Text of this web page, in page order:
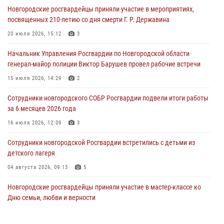
04 августа 2026, 09:12 1
Радиоэфир программы "Новости дня" на радио "Радио53" от 30
центре подготовки личного состава Росгвардии.
30 июля 2026, 16:00 1
разрешительной работы Росгвардии провели телефонную «горячую
линию»
30 июля 2026, 14:36 1
Новгородские росгвардейцы рассказали о службе детям из летнего
лагеря «Волынь»
30 июля 2026, 08:40 5
Новгородские росгвардейцы приняли участие в мероприятиях,
посвященных 210-летию со дня смерти Г. Р. Державина
20 июля 2026, 15:12 3
Начальник Управления Росгвардии по Новгородской области
генерал-майор полиции Виктор Барушев провел рабочие встречи
15 июля 2026, 14:29 2
Сотрудники новгородского СОБР Росгвардии подвели итоги работы
за 6 месяцев 2026 года
16 июля 2026, 12:09 3
Сотрудники новгородской Росгвардии встретились с детьми из
детского лагеря
04 августа 2026, 09:13 5
Новгородские росгвардейцы приняли участие в мастер-классе ко
Дню семьи, любви и верности